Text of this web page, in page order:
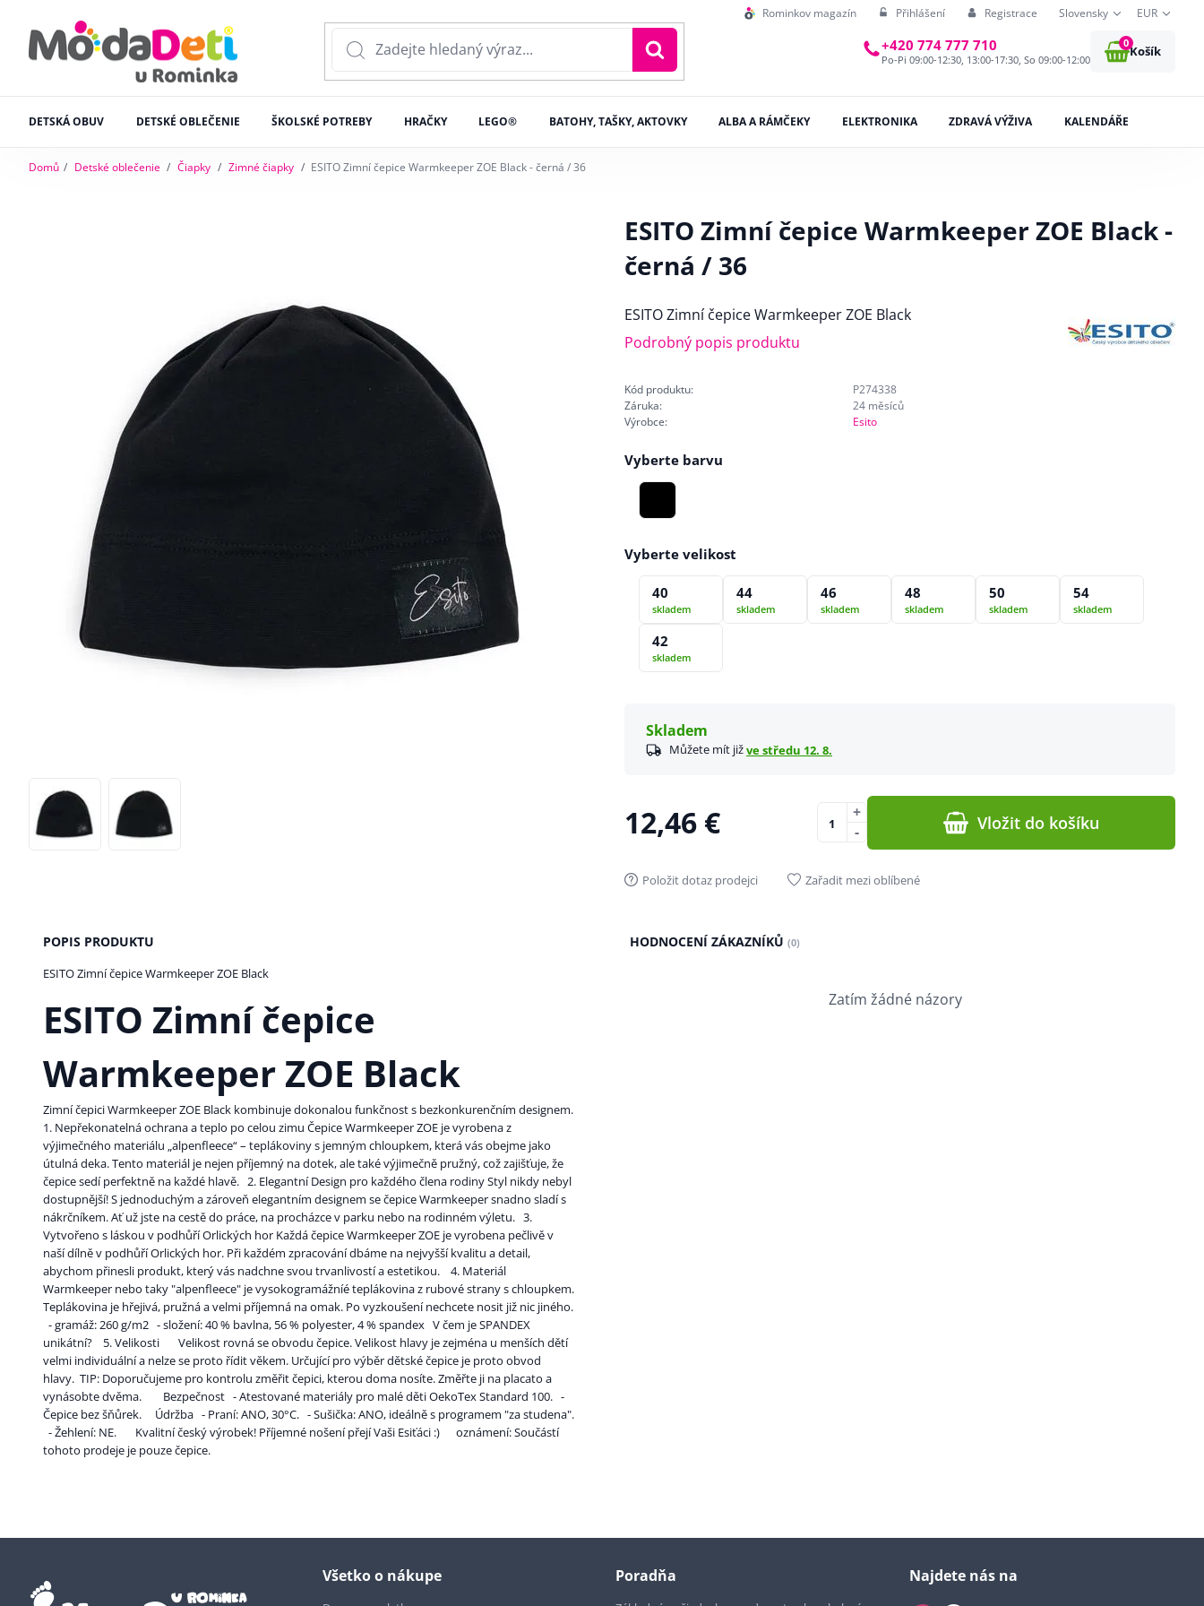
Rominkov magazín Přihlášení Registrace Slovensky EUR
+420 774 777 710
Po-Pi 09:00-12:30, 13:00-17:30, So 09:00-12:00
0
Košík
DETSKÁ OBUV DETSKÉ OBLEČENIE ŠKOLSKÉ POTREBY HRAČKY LEGO® BATOHY, TAŠKY, AKTOVKY ALBA A RÁMČEKY ELEKTRONIKA ZDRAVÁ VÝŽIVA KALENDÁŘE
Domů Detské oblečenie Čiapky Zimné čiapky ESITO Zimní čepice Warmkeeper ZOE Black - černá / 36
ESITO Zimní čepice Warmkeeper ZOE Black -
černá / 36
ESITO Zimní čepice Warmkeeper ZOE Black
Podrobný popis produktu
Kód produktu:
P274338
Záruka:
24 měsíců
Výrobce:
Esito
Vyberte barvu
Vyberte velikost
40
skladem
44
skladem
46
skladem
48
skladem
50
skladem
54
skladem
42
skladem
Skladem
Můžete mít jižve středu 12. 8.
12,46 € -
+ Vložit do košíku
Položit dotaz prodejci Zařadit mezi oblíbené
POPIS PRODUKTU
ESITO Zimní čepice Warmkeeper ZOE Black
ESITO Zimní čepice
Warmkeeper ZOE Black
Zimní čepici Warmkeeper ZOE Black kombinuje dokonalou funkčnost s bezkonkurenčním designem.
1. Nepřekonatelná ochrana a teplo po celou zimu Čepice Warmkeeper ZOE je vyrobena z
výjimečného materiálu „alpenfleece“ – teplákoviny s jemným chloupkem, která vás obejme jako
útulná deka. Tento materiál je nejen příjemný na dotek, ale také výjimečně pružný, což zajišťuje, že
čepice sedí perfektně na každé hlavě. 2. Elegantní Design pro každého člena rodiny Styl nikdy nebyl
dostupnější! S jednoduchým a zároveň elegantním designem se čepice Warmkeeper snadno sladí s
nákrčníkem. Ať už jste na cestě do práce, na procházce v parku nebo na rodinném výletu. 3.
Vytvořeno s láskou v podhůří Orlických hor Každá čepice Warmkeeper ZOE je vyrobena pečlivě v
naší dílně v podhůří Orlických hor. Při každém zpracování dbáme na nejvyšší kvalitu a detail,
abychom přinesli produkt, který vás nadchne svou trvanlivostí a estetikou. 4. Materiál
Warmkeeper nebo taky "alpenfleece" je vysokogramážníé teplákovina z rubové strany s chloupkem.
Teplákovina je hřejivá, pružná a velmi příjemná na omak. Po vyzkoušení nechcete nosit již nic jiného.
- gramáž: 260 g/m2 - složení: 40 % bavlna, 56 % polyester, 4 % spandex V čem je SPANDEX
unikátní? 5. Velikosti Velikost rovná se obvodu čepice. Velikost hlavy je zejména u menších dětí
velmi individuální a nelze se proto řídit věkem. Určující pro výběr dětské čepice je proto obvod
hlavy. TIP: Doporučujeme pro kontrolu změřit čepici, kterou doma nosíte. Změřte ji na placato a
vynásobte dvěma. Bezpečnost - Atestované materiály pro malé děti OekoTex Standard 100. -
Čepice bez šňůrek. Údržba - Praní: ANO, 30°C. - Sušička: ANO, ideálně s programem "za studena".
- Žehlení: NE. Kvalitní český výrobek! Příjemné nošení přejí Vaši Esiťáci :) oznámení: Součástí
tohoto prodeje je pouze čepice.
HODNOCENÍ ZÁKAZNÍKŮ (0)
Zatím žádné názory
Všetko o nákupe Poradňa Najdete nás na